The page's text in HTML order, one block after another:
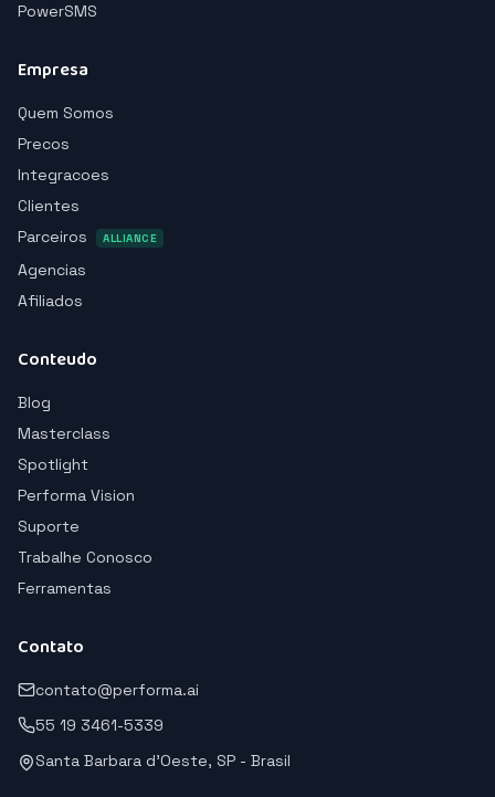
PowerSMS
Empresa
Quem Somos
Precos
Integracoes
Clientes
Parceiros
ALLIANCE
Agencias
Afiliados
Conteudo
Blog
Masterclass
Spotlight
Performa Vision
Suporte
Trabalhe Conosco
Ferramentas
Contato
contato@performa.ai
55 19 3461-5339
Santa Barbara d'Oeste, SP - Brasil